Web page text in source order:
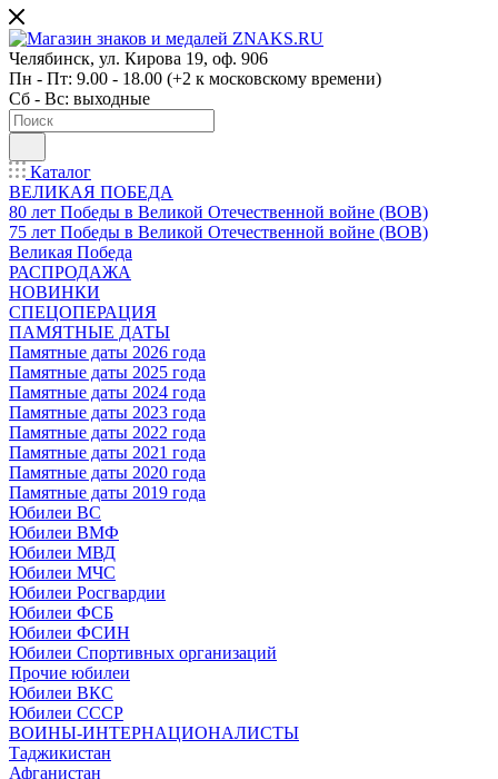
Челябинск, ул. Кирова 19, оф. 906
Пн - Пт: 9.00 - 18.00 (+2 к московскому времени)
Сб - Вс: выходные
Каталог
ВЕЛИКАЯ ПОБЕДА
80 лет Победы в Великой Отечественной войне (ВОВ)
75 лет Победы в Великой Отечественной войне (ВОВ)
Великая Победа
РАСПРОДАЖА
НОВИНКИ
СПЕЦОПЕРАЦИЯ
ПАМЯТНЫЕ ДАТЫ
Памятные даты 2026 года
Памятные даты 2025 года
Памятные даты 2024 года
Памятные даты 2023 года
Памятные даты 2022 года
Памятные даты 2021 года
Памятные даты 2020 года
Памятные даты 2019 года
Юбилеи ВС
Юбилеи ВМФ
Юбилеи МВД
Юбилеи МЧС
Юбилеи Росгвардии
Юбилеи ФСБ
Юбилеи ФСИН
Юбилеи Спортивных организаций
Прочие юбилеи
Юбилеи ВКС
Юбилеи СССР
ВОИНЫ-ИНТЕРНАЦИОНАЛИСТЫ
Таджикистан
Афганистан